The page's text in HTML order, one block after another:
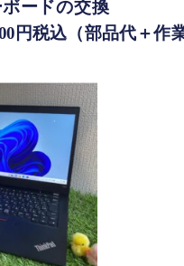
ードの交換
円税込（部品代＋作